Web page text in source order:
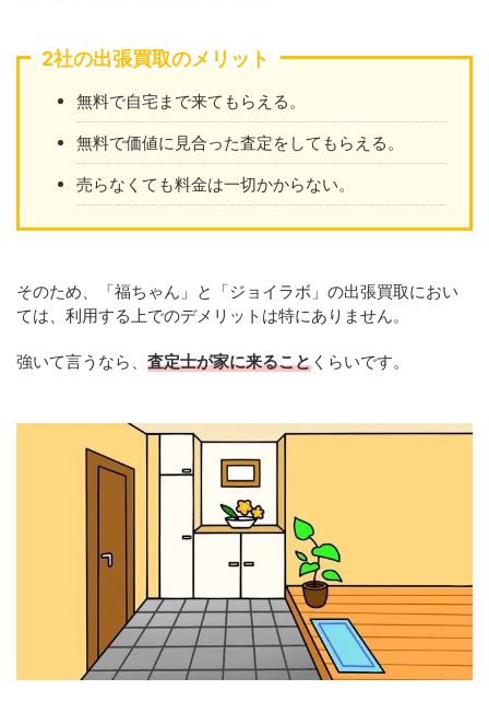
2社の出張買取のメリット
無料で自宅まで来てもらえる。
無料で価値に見合った査定をしてもらえる。
売らなくても料金は一切かからない。
そのため、「福ちゃん」と「ジョイラボ」の出張買取におい
ては、利用する上でのデメリットは特にありません。
強いて言うなら、 査定士が家に来ること くらいです。